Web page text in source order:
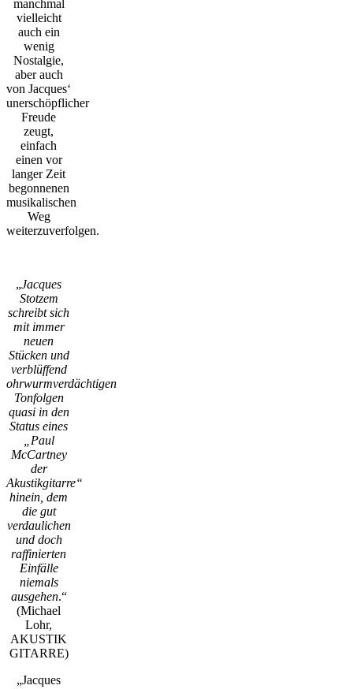
manchmal
vielleicht
auch ein
wenig
Nostalgie,
aber auch
von Jacques‘
unerschöpflicher
Freude
zeugt,
einfach
einen vor
langer Zeit
begonnenen
musikalischen
Weg
weiterzuverfolgen.
„Jacques
Stotzem
schreibt sich
mit immer
neuen
Stücken und
verblüffend
ohrwurmverdächtigen
Tonfolgen
quasi in den
Status eines
„Paul
McCartney
der
Akustikgitarre“
hinein, dem
die gut
verdaulichen
und doch
raffinierten
Einfälle
niemals
ausgehen.“
(Michael
Lohr,
AKUSTIK
GITARRE)
„Jacques